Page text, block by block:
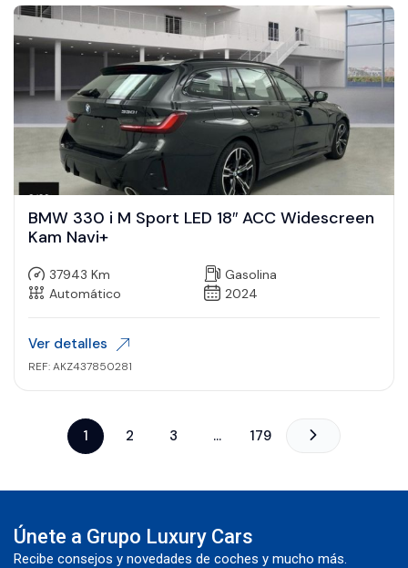
BMW 330 i M Sport LED 18″ ACC Widescreen
Kam Navi+
37943 Km
Gasolina
Automático
2024
Ver detalles
REF: AKZ437850281
1 2 3 … 179
Únete a Grupo Luxury Cars
Recibe consejos y novedades de coches y mucho más.